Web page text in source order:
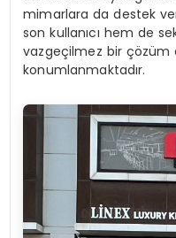
mimarlara da destek
son kullanıcı hem de
vazgeçilmez bir çözüm
konumlanmaktadır.